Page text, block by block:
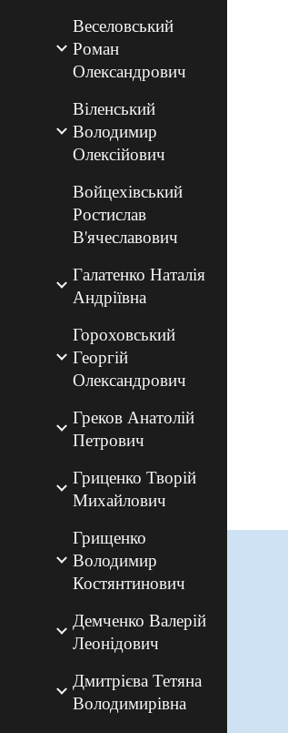
Веселовський
Роман
Олександрович
Віленський
Володимир
Олексійович
Войцехівський
Ростислав
В'ячеславович
Галатенко Наталія
Андріївна
Гороховський
Георгій
Олександрович
Греков Анатолій
Петрович
Гриценко Творій
Михайлович
Грищенко
Володимир
Костянтинович
Демченко Валерій
Леонідович
Дмитрієва Тетяна
Володимирівна